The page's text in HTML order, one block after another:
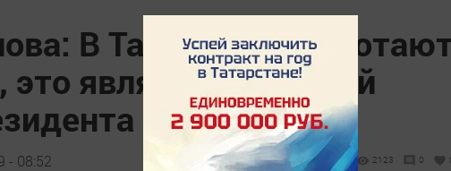
В Татарстане
является заслугой
РТ
- 08:52 2123 0